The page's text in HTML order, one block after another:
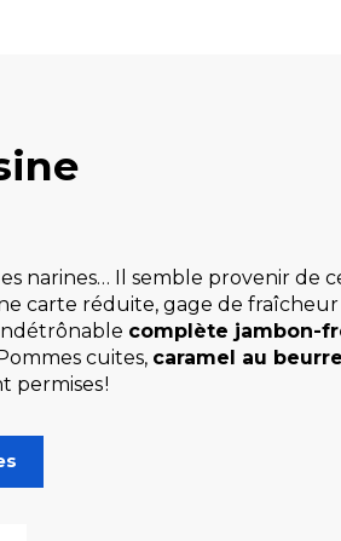
narines… Il semble provenir de
carte réduite, gage de
complète jambon-
cuites, caramel au
permises !